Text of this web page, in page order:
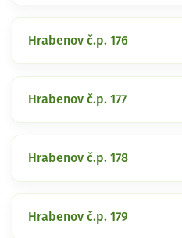
Hrabenov č.p. 176
Hrabenov č.p. 177
Hrabenov č.p. 178
Hrabenov č.p. 179